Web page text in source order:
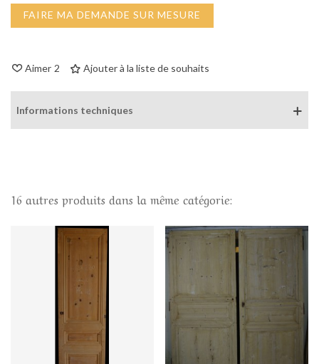
FAIRE MA DEMANDE SUR MESURE
Aimer 2 Ajouter à la liste de souhaits
Informations techniques
16 autres produits dans la même catégorie: